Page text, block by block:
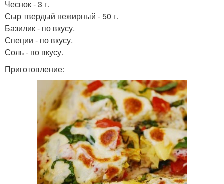
Чеснок - 3 г.
Сыр твердый нежирный - 50 г.
Базилик - по вкусу.
Специи - по вкусу.
Соль - по вкусу.
Приготовление: